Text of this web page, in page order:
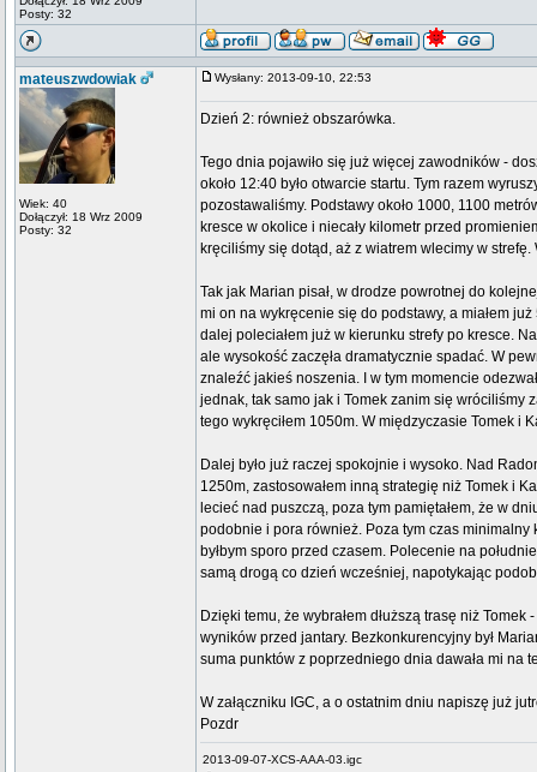
Posty: 32
mateuszwdowiak
Wiek: 40
Dołączył: 18 Wrz 2009
Posty: 32
Wysłany: 2013-09-10, 22:53
Dzień 2: również obszarówka.
Tego dnia pojawiło się już więcej zawodników -
około 12:40 było otwarcie startu. Tym razem
pozostawaliśmy. Podstawy około 1000, 1100
kresce w okolice i niecały kilometr przed
kręciliśmy się dotąd, aż z wiatrem wlecimy w
Tak jak Marian pisał, w drodze powrotnej do
mi on na wykręcenie się do podstawy, a miałem
dalej poleciałem już w kierunku strefy po kresce.
ale wysokość zaczęła dramatycznie spadać. W
znaleźć jakieś noszenia. I w tym momencie
jednak, tak samo jak i Tomek zanim się wróciliśmy
tego wykręciłem 1050m. W międzyczasie Tomek i
Dalej było już raczej spokojnie i wysoko. Nad
1250m, zastosowałem inną strategię niż Tomek i
lecieć nad puszczą, poza tym pamiętałem, że w
podobnie i pora również. Poza tym czas minimalny
byłbym sporo przed czasem. Polecenie na
samą drogą co dzień wcześniej, napotykając
Dzięki temu, że wybrałem dłuższą trasę niż
wyników przed jantary. Bezkonkurencyjny był
suma punktów z poprzedniego dnia dawała mi na
W załączniku IGC, a o ostatnim dniu napiszę już
Pozdr
2013-09-07-XCS-AAA-03.igc